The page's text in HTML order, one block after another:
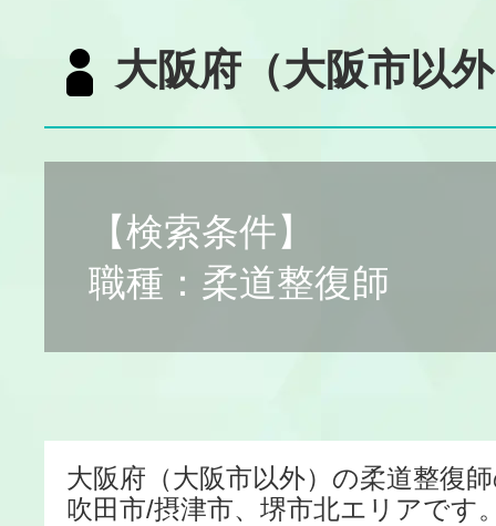
大阪府（大阪市以
【検索条件】
職種：柔道整復師
大阪府（大阪市以外）の柔道整復
吹田市/摂津市、堺市北エリアです